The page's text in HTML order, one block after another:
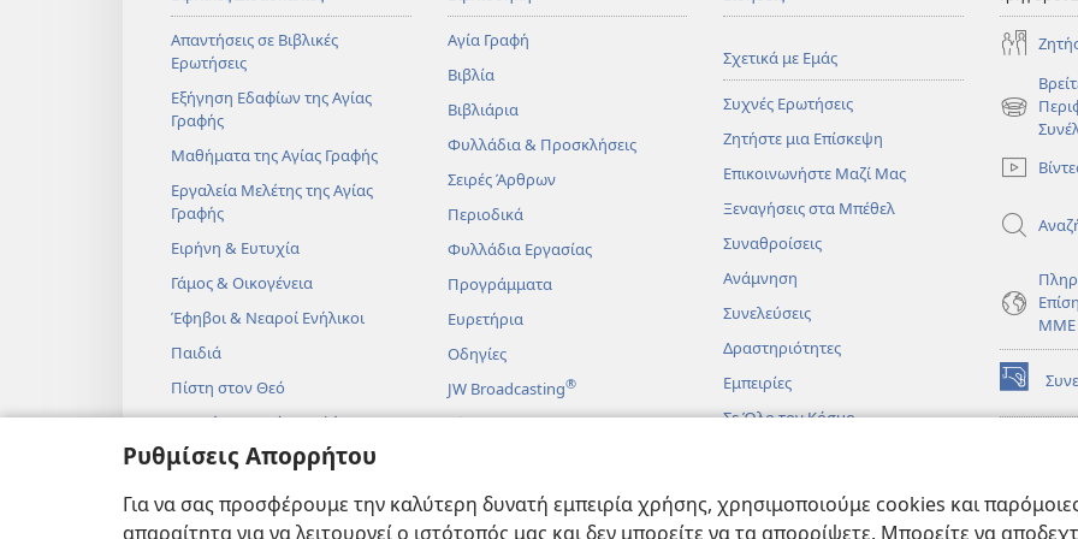
Ρυθμίσεις Απορρήτου
Για να σας προσφέρουμε την καλύτερη δυνατή εμπειρία χρήσης, χρησιμοποιούμε cookies και
απαραίτητα για να λειτουργεί ο ιστότοπός μας και δεν μπορείτε να τα απορρίψετε. Μπορείτε να
Απαντήσεις σε Βιβλικές
Ερωτήσεις
Εξήγηση Εδαφίων της Αγίας
Γραφής
Μαθήματα της Αγίας Γραφής
Εργαλεία Μελέτης της Αγίας
Γραφής
Ειρήνη & Ευτυχία
Γάμος & Οικογένεια
Έφηβοι & Νεαροί Ενήλικοι
Παιδιά
Πίστη στον Θεό
Επιστήμη & Αγία Γραφή
Ιστορία & Αγία Γραφή
Αγία Γραφή
Βιβλία
Βιβλιάρια
Φυλλάδια & Προσκλήσεις
Σειρές Άρθρων
Περιοδικά
Φυλλάδια Εργασίας
Προγράμματα
Ευρετήρια
Οδηγίες
JW Broadcasting®
Βίντεο
Ηχητικά Δράματα
Δραματοποιημένες Βιβλικές
Σχετικά με Εμάς
Συχνές Ερωτήσεις
Ζητήστε μια Επίσκεψη
Επικοινωνήστε Μαζί Μας
Ξεναγήσεις στα Μπέθελ
Συναθροίσεις
Ανάμνηση
Συνελεύσεις
Δραστηριότητες
Εμπειρίες
Σε Όλο τον Κόσμο
(ανοίγει
ΜΜΕ
(ανοίγει
νέο
νέο
JW